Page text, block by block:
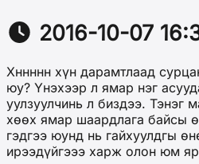
2016-10-07
Хннннн хүн дарамтлаад
юу? Үнэхээр л ямар нэг
уулзуулчинь л биздээ. Тэнэг
хөөх ямар шаардлага байсы
гэдгээ юунд нь гайхуулдгы
ирээдүйгэээ харж олон юм